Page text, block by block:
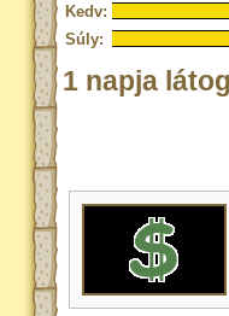
Kedv:
Súly:
1 napja